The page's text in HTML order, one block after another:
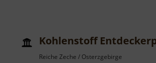
Kohlenstoff
Reiche Zeche / Osterzgebirge